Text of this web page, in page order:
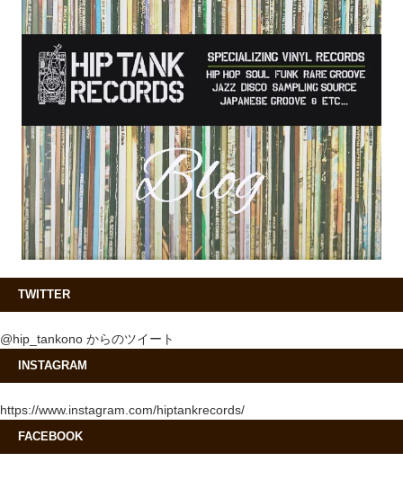
TWITTER
@hip_tankono からのツイート
INSTAGRAM
https://www.instagram.com/hiptankrecords/
FACEBOOK